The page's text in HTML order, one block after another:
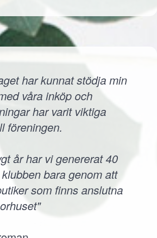
har kunnat stödja min
våra inköp och
har varit viktiga
föreningen.
år har vi genererat 40
bara genom att
som finns anslutna